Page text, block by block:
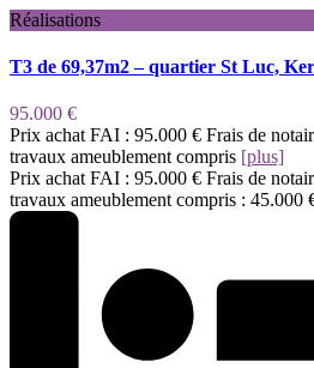
Réalisations
T3 de 69,37m2 – quartier St Luc,
95.000 €
Prix achat FAI : 95.000 € Frais de
travaux ameublement compris [plus]
Prix achat FAI : 95.000 € Frais de
travaux ameublement compris : 45.000